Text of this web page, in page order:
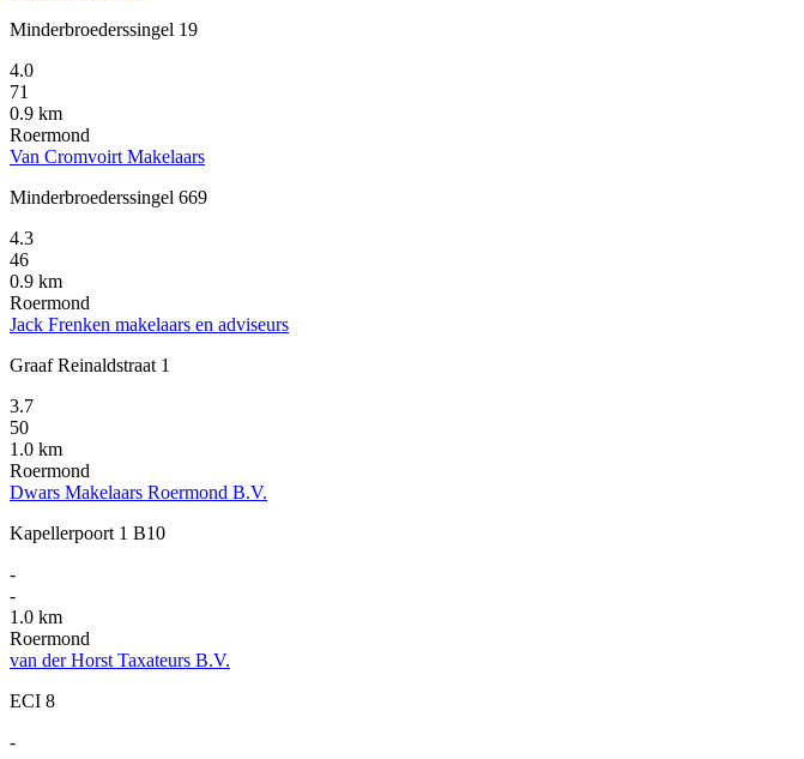
Minderbroederssingel 19
4.0
71
0.9 km
Roermond
Van Cromvoirt Makelaars
Minderbroederssingel 669
4.3
46
0.9 km
Roermond
Jack Frenken makelaars en adviseurs
Graaf Reinaldstraat 1
3.7
50
1.0 km
Roermond
Dwars Makelaars Roermond B.V.
Kapellerpoort 1 B10
-
-
1.0 km
Roermond
van der Horst Taxateurs B.V.
ECI 8
-